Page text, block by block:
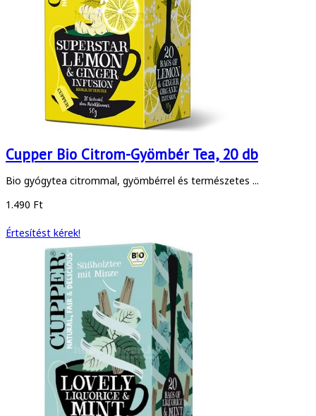
Cupper Bio Citrom-Gyömbér Tea, 20 db
Bio gyógytea citrommal, gyömbérrel és természetes ...
1.490 Ft
Értesítést kérek!